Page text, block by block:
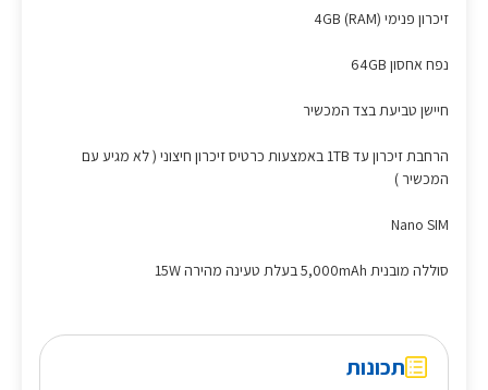
זיכרון פנימי (4GB (RAM
נפח אחסון 64GB
חיישן טביעת בצד המכשיר
הרחבת זיכרון עד 1TB באמצעות כרטיס זיכרון חיצוני ( לא מגיע עם
המכשיר )
Nano SIM
סוללה מובנית 5,000mAh בעלת טעינה מהירה 15W
תכונות